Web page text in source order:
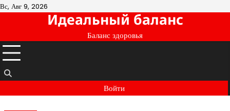
Перейти
Вс, Авг 9, 2026
Идеальный баланс
Баланс здоровья
Войти